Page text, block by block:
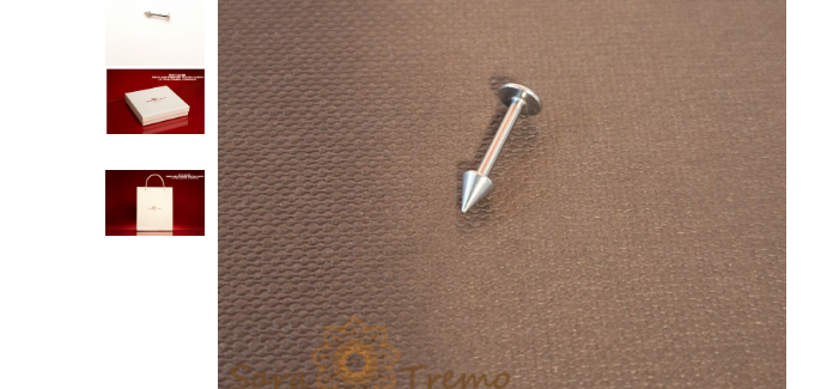
Bijuterii din argint placate cu aur